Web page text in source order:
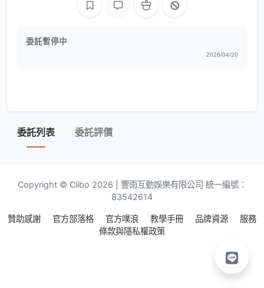
委託暫停中
2026/04/20
委託列表 委託評價
Copyright © Clibo 2026 | 響雨互動娛樂有限公司 統一編號：
83542614
贊助感謝 官方部落格 官方噗浪 教學手冊 品牌資源
服務
條款與隱私權政策